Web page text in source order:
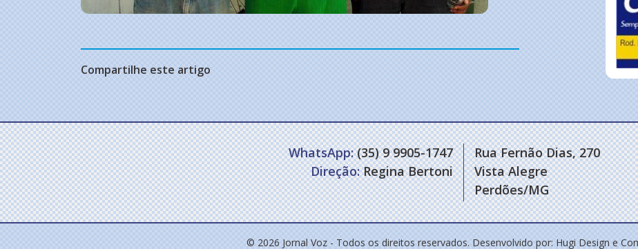
Compartilhe este artigo
WhatsApp:(35) 9 9905-1747
Direção:Regina Bertoni
Rua Fernão Dias, 270
Vista Alegre
Perdões/MG
© 2026 Jornal Voz - Todos os direitos reservados. Desenvolvido por: Hugi Design e